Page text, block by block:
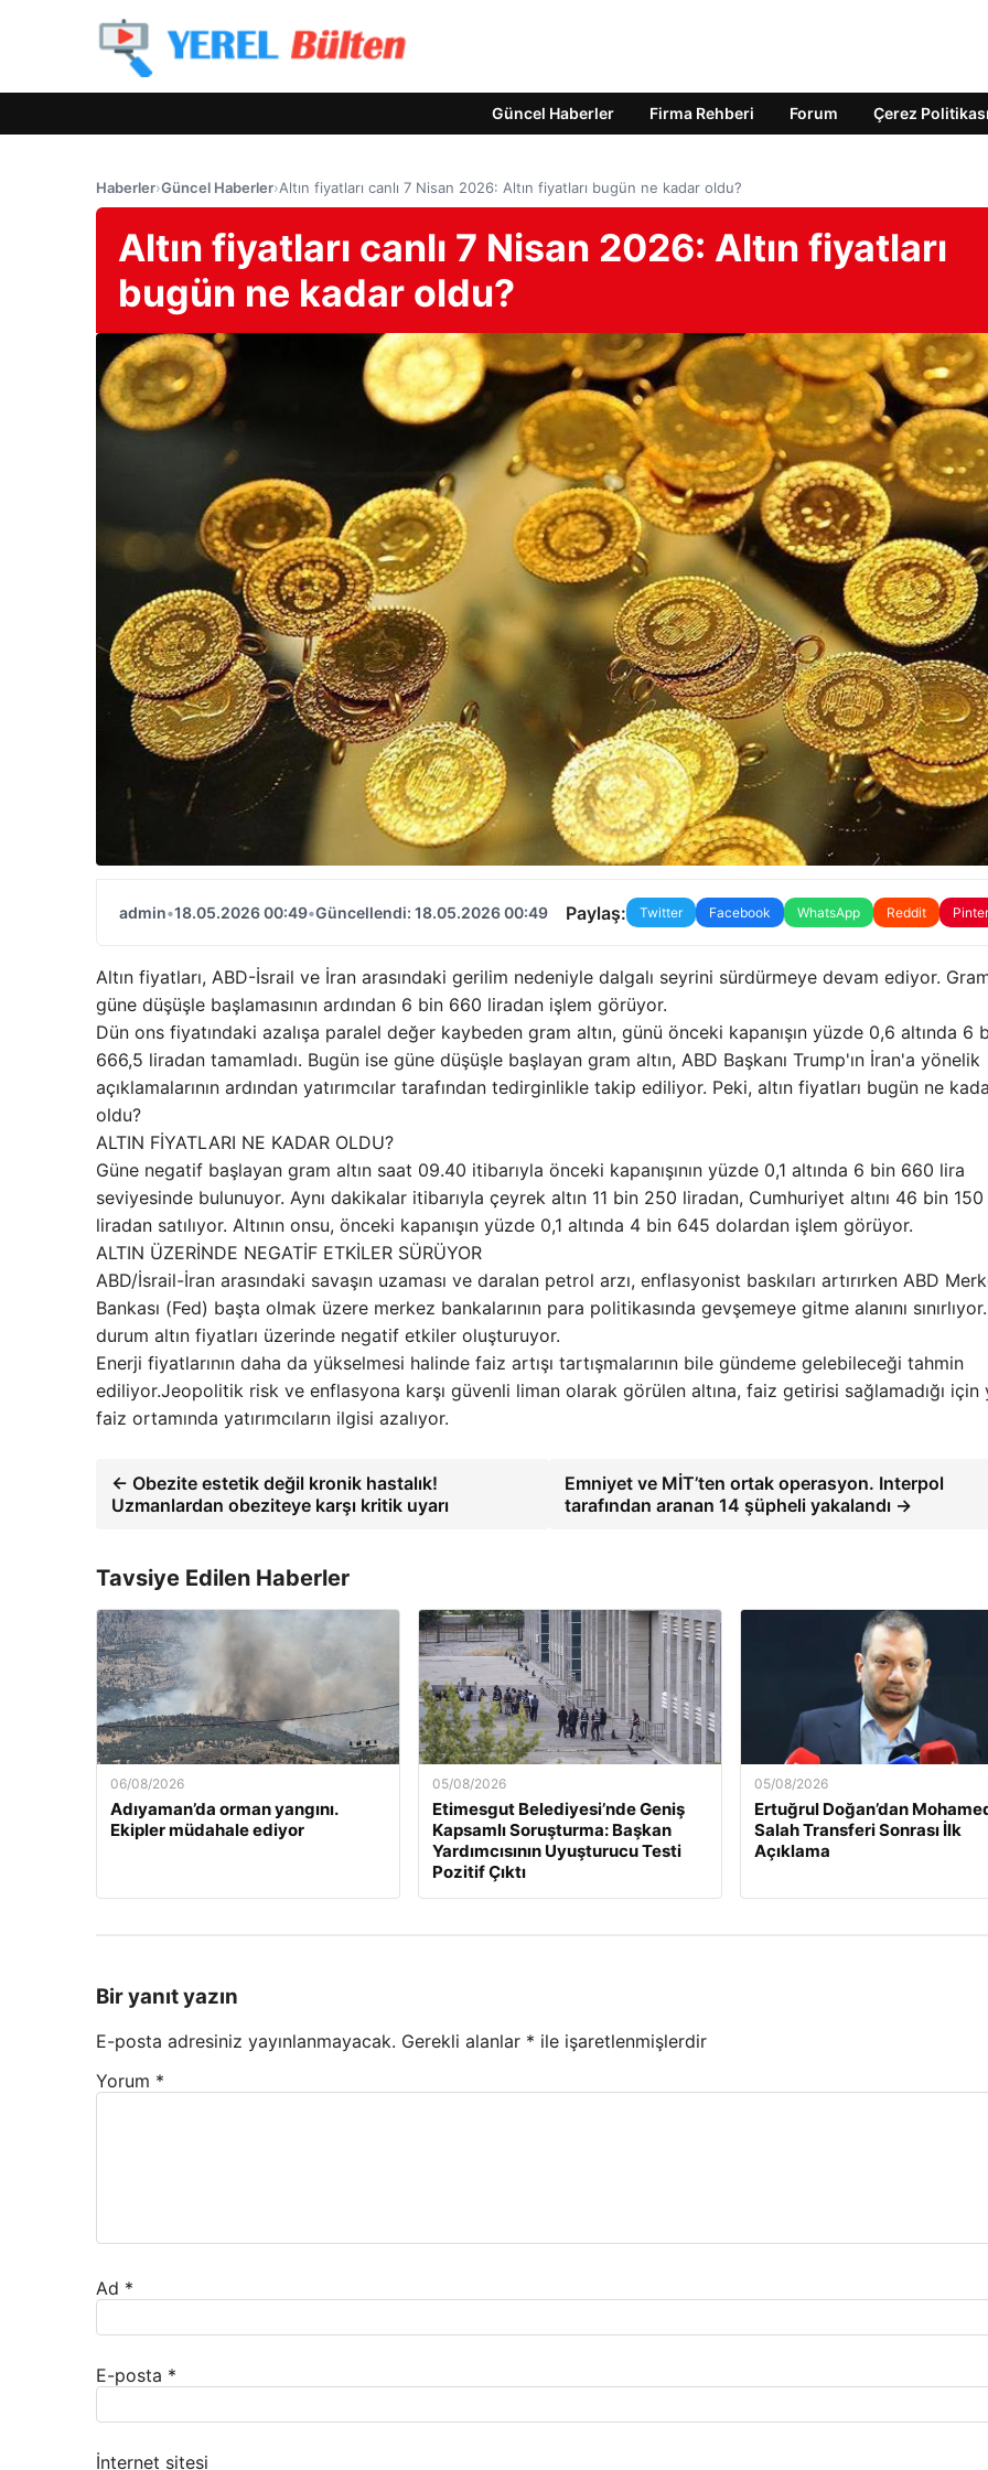
Güncel Haberler Firma Rehberi Forum Çerez Politikası
Haberler›Güncel Haberler›Altın fiyatları canlı 7 Nisan 2026: Altın fiyatları bugün ne kadar oldu?
Altın fiyatları canlı 7 Nisan 2026: Altın fiyatları
bugün ne kadar oldu?
admin•18.05.2026 00:49•Güncellendi: 18.05.2026 00:49 Paylaş: Twitter Facebook WhatsApp Reddit
Altın fiyatları, ABD-İsrail ve İran arasındaki gerilim nedeniyle dalgalı seyrini sürdürmeye devam ediyor.
güne düşüşle başlamasının ardından 6 bin 660 liradan işlem görüyor.
Dün ons fiyatındaki azalışa paralel değer kaybeden gram altın, günü önceki kapanışın yüzde 0,6 altında 6
666,5 liradan tamamladı. Bugün ise güne düşüşle başlayan gram altın, ABD Başkanı Trump'ın İran'a yönelik
açıklamalarının ardından yatırımcılar tarafından tedirginlikle takip ediliyor. Peki, altın fiyatları bugün ne
oldu?
ALTIN FİYATLARI NE KADAR OLDU?
Güne negatif başlayan gram altın saat 09.40 itibarıyla önceki kapanışının yüzde 0,1 altında 6 bin 660 lira
seviyesinde bulunuyor. Aynı dakikalar itibarıyla çeyrek altın 11 bin 250 liradan, Cumhuriyet altını 46 bin 150
liradan satılıyor. Altının onsu, önceki kapanışın yüzde 0,1 altında 4 bin 645 dolardan işlem görüyor.
ALTIN ÜZERİNDE NEGATİF ETKİLER SÜRÜYOR
ABD/İsrail-İran arasındaki savaşın uzaması ve daralan petrol arzı, enflasyonist baskıları artırırken ABD
Bankası (Fed) başta olmak üzere merkez bankalarının para politikasında gevşemeye gitme alanını
durum altın fiyatları üzerinde negatif etkiler oluşturuyor.
Enerji fiyatlarının daha da yükselmesi halinde faiz artışı tartışmalarının bile gündeme gelebileceği tahmin
ediliyor.Jeopolitik risk ve enflasyona karşı güvenli liman olarak görülen altına, faiz getirisi sağlamadığı için
faiz ortamında yatırımcıların ilgisi azalıyor.
← Obezite estetik değil kronik hastalık!
Uzmanlardan obeziteye karşı kritik uyarı
Emniyet ve MİT’ten ortak operasyon. Interpol
tarafından aranan 14 şüpheli yakalandı →
Tavsiye Edilen Haberler
06/08/2026
Adıyaman’da orman yangını.
Ekipler müdahale ediyor
05/08/2026
Etimesgut Belediyesi’nde Geniş
Kapsamlı Soruşturma: Başkan
Yardımcısının Uyuşturucu Testi
Pozitif Çıktı
05/08/2026
Ertuğrul Doğan’dan
Salah Transferi Sonrası İlk
Açıklama
Bir yanıt yazın
E-posta adresiniz yayınlanmayacak. Gerekli alanlar * ile işaretlenmişlerdir
Yorum *
Ad *
E-posta *
İnternet sitesi